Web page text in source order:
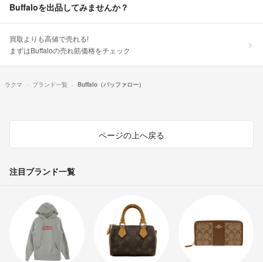
Buffaloを出品してみませんか？
買取よりも高値で売れる!
まずはBuffaloの売れ筋価格をチェック
ラクマ ブランド一覧 Buffalo（バッファロー）
ページの上へ戻る
注目ブランド一覧